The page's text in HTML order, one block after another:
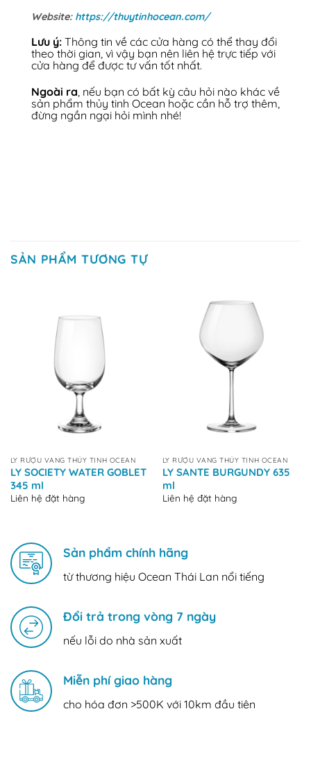
Website: https://thuytinhocean.com/
Lưu ý: Thông tin về các cửa hàng có thể thay đổi
theo thời gian, vì vậy bạn nên liên hệ trực tiếp với
cửa hàng để được tư vấn tốt nhất.
Ngoài ra, nếu bạn có bất kỳ câu hỏi nào khác về
sản phẩm thủy tinh Ocean hoặc cần hỗ trợ thêm,
đừng ngần ngại hỏi mình nhé!
SẢN PHẨM TƯƠNG TỰ
LY RƯỢU VANG THỦY TINH OCEAN
LY SOCIETY WATER GOBLET
345 ml
Liên hệ đặt hàng
LY RƯỢU VANG THỦY TINH OCEAN
LY SANTE BURGUNDY 635
ml
Liên hệ đặt hàng
Sản phẩm chính hãng
từ thương hiệu Ocean Thái Lan nổi tiếng
Đổi trả trong vòng 7 ngày
nếu lỗi do nhà sản xuất
Miễn phí giao hàng
cho hóa đơn >500K với 10km đầu tiên